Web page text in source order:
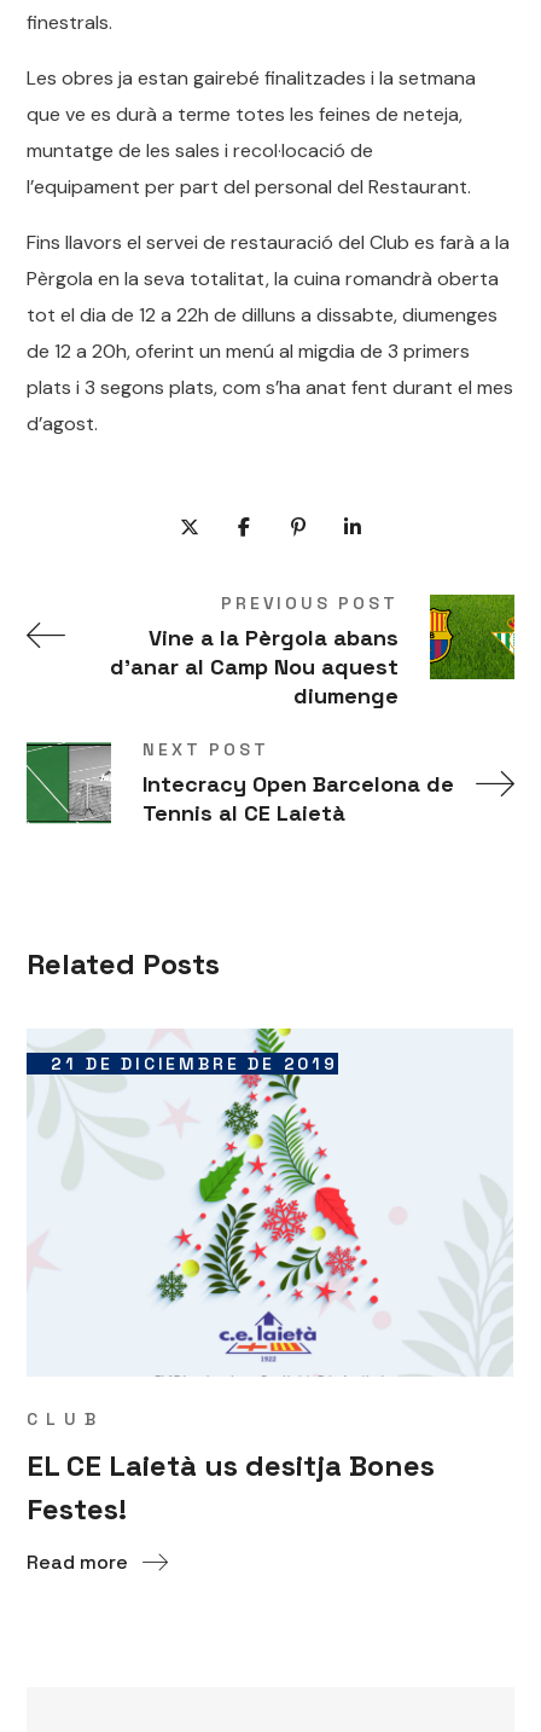
finestrals.
Les obres ja estan gairebé finalitzades i la setmana
que ve es durà a terme totes les feines de neteja,
muntatge de les sales i recol·locació de
l’equipament per part del personal del Restaurant.
Fins llavors el servei de restauració del Club es farà a la
Pèrgola en la seva totalitat, la cuina romandrà oberta
tot el dia de 12 a 22h de dilluns a dissabte, diumenges
de 12 a 20h, oferint un menú al migdia de 3 primers
plats i 3 segons plats, com s’ha anat fent durant el mes
d’agost.
PREVIOUS POST
Vine a la Pèrgola abans
d'anar al Camp Nou aquest
diumenge
NEXT POST
Intecracy Open Barcelona de
Tennis al CE Laietà
Related Posts
21 DE DICIEMBRE DE 2019
CLUB
EL CE Laietà us desitja Bones
Festes!
Read more